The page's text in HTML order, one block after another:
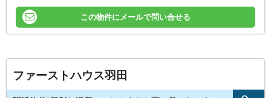
この物件にメールで問い合せる
ファーストハウス羽田